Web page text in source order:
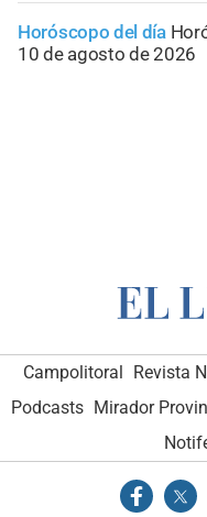
Horóscopo del día
10 de agosto de 2026
Campolitoral Revista
Podcasts Mirador